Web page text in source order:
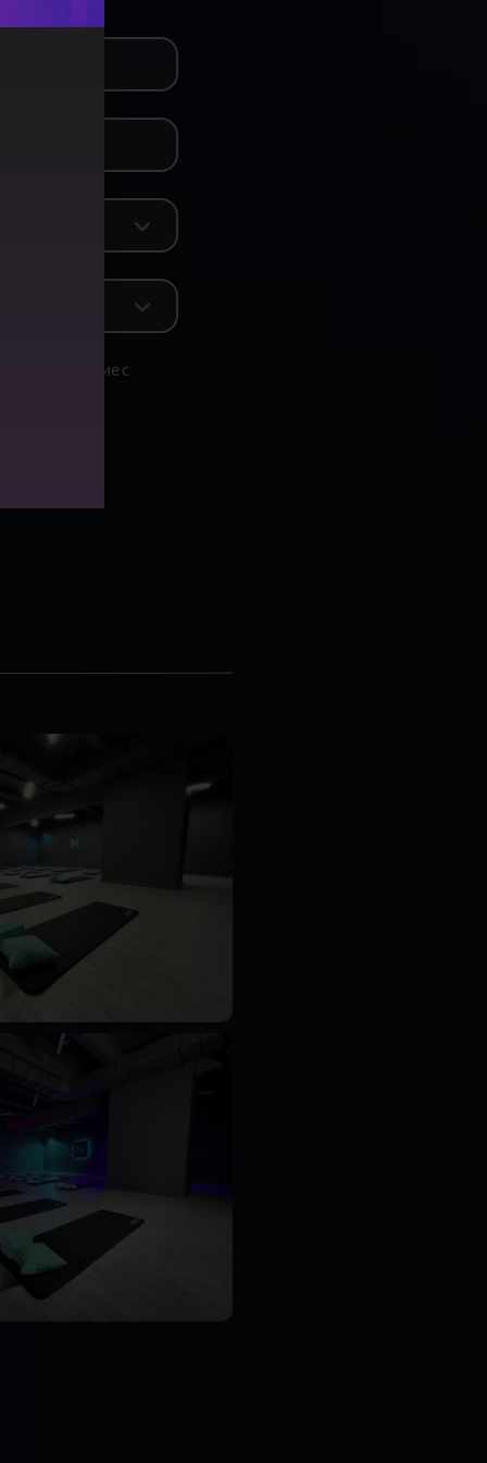
свое согласие с